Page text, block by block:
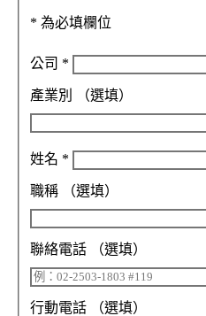
* 為必填欄位
公司 *
產業別 （選填）
姓名 *
職稱 （選填）
聯絡電話 （選填）
行動電話 （選填）